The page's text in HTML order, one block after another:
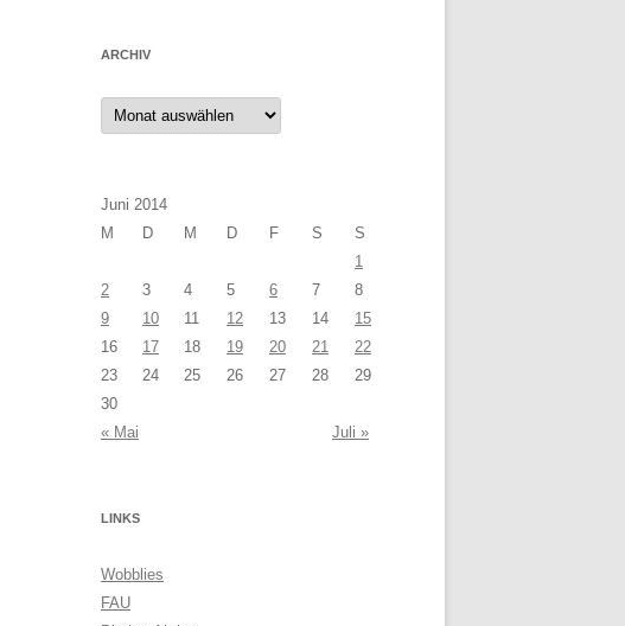
ARCHIV
Archiv
Juni 2014
M
D M D F S
S
1
2
3 4 5 6 7
8
9
10 11 12 13 14
15
16
17 18 19 20 21
22
23
24 25 26 27 28
29
30
« Mai
Juli »
LINKS
Wobblies
FAU